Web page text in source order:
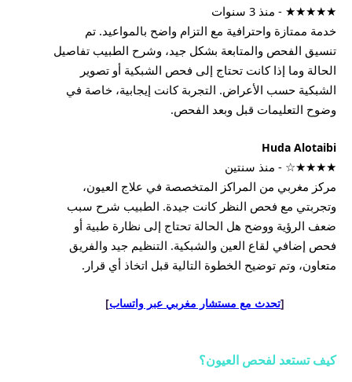
★★★★★ - منذ 3 سنوات
خدمة ممتازة واحترافية مع التزام واضح بالمواعيد. تم
تنسيق الفحص والمتابعة بشكل جيد، وشرح الطبيب تفاصيل
الحالة وما إذا كانت تحتاج إلى فحص الشبكية أو تصوير
الشبكية حسب الأعراض. التجربة كانت إيجابية، خاصة في
وضوح التعليمات قبل وبعد الفحص.
Huda Alotaibi
★★★★☆ - منذ سنتين
مركز مغربي من المراكز المتخصصة في علاج العيون،
وتجربتي مع فحص النظر كانت جيدة. الطبيب شرح سبب
ضعف الرؤية ووضح هل الحالة تحتاج إلى نظارة طبية أو
فحص إضافي لقاع العين والشبكية. التنظيم جيد والفريق
متعاون، وتم توضيح الخطوة التالية قبل اتخاذ أي قرار.
[تحدث مع مستشار مغربي عبر واتساب]
كيف تستعد لفحص العيون؟